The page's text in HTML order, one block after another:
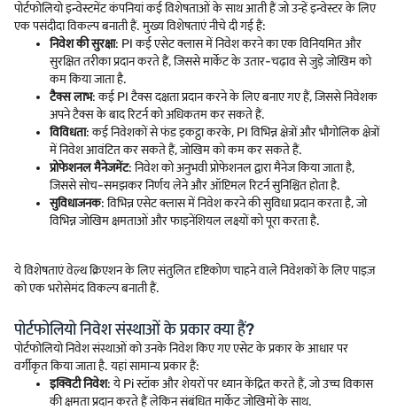
पोर्टफोलियो इन्वेस्टमेंट कंपनियां कई विशेषताओं के साथ आती हैं जो उन्हें इन्वेस्टर के लिए
एक पसंदीदा विकल्प बनाती हैं. मुख्य विशेषताएं नीचे दी गई हैं:
निवेश की सुरक्षा: PI कई एसेट क्लास में निवेश करने का एक विनियमित और
सुरक्षित तरीका प्रदान करते हैं, जिससे मार्केट के उतार-चढ़ाव से जुड़े जोखिम को
कम किया जाता है.
टैक्स लाभ: कई PI टैक्स दक्षता प्रदान करने के लिए बनाए गए हैं, जिससे निवेशक
अपने टैक्स के बाद रिटर्न को अधिकतम कर सकते हैं.
विविधता: कई निवेशकों से फंड इकट्ठा करके, PI विभिन्न क्षेत्रों और भौगोलिक क्षेत्रों
में निवेश आवंटित कर सकते हैं, जोखिम को कम कर सकते हैं.
प्रोफेशनल मैनेजमेंट: निवेश को अनुभवी प्रोफेशनल द्वारा मैनेज किया जाता है,
जिससे सोच-समझकर निर्णय लेने और ऑप्टिमल रिटर्न सुनिश्चित होता है.
सुविधाजनक: विभिन्न एसेट क्लास में निवेश करने की सुविधा प्रदान करता है, जो
विभिन्न जोखिम क्षमताओं और फाइनेंशियल लक्ष्यों को पूरा करता है.
ये विशेषताएं वेल्थ क्रिएशन के लिए संतुलित दृष्टिकोण चाहने वाले निवेशकों के लिए पाइज़
को एक भरोसेमंद विकल्प बनाती हैं.
पोर्टफोलियो निवेश संस्थाओं के प्रकार क्या हैं?
पोर्टफोलियो निवेश संस्थाओं को उनके निवेश किए गए एसेट के प्रकार के आधार पर
वर्गीकृत किया जाता है. यहां सामान्य प्रकार हैं:
इक्विटी निवेश: ये Pi स्टॉक और शेयरों पर ध्यान केंद्रित करते हैं, जो उच्च विकास
की क्षमता प्रदान करते हैं लेकिन संबंधित मार्केट जोखिमों के साथ.